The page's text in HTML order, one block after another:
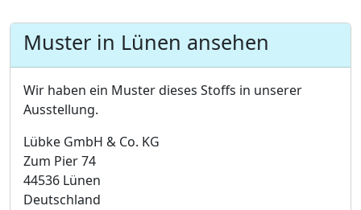
Muster in Lünen ansehen
Wir haben ein Muster dieses Stoffs in unserer
Ausstellung.
Lübke GmbH & Co. KG
Zum Pier 74
44536 Lünen
Deutschland